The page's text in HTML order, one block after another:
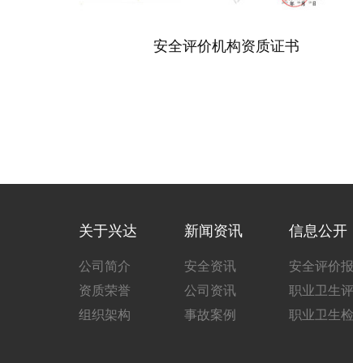
安全评价机构资质证书
关于兴达
公司简介
资质荣誉
组织架构
新闻资讯
安全资讯
公司资讯
事故案例
信息公开
安全评价
职业卫生
职业卫生